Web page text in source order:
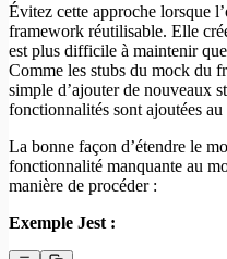
Évitez cette approche lorsque
framework réutilisable. Elle
est plus difficile à maintenir
Comme les stubs du mock du
simple d’ajouter de nouveaux
fonctionnalités sont ajoutées
La bonne façon d’étendre le
fonctionnalité manquante au
manière de procéder :
Exemple Jest :